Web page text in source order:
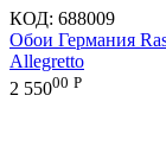
КОД: 688009
Обои Германия
Allegretto
2 55000 Р